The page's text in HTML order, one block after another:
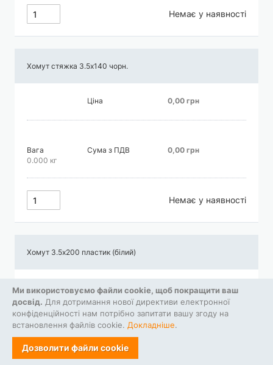
Ми використовуємо файли cookie, щоб покращити ваш
досвід. Для дотримання нової директиви електронної
конфіденційності нам потрібно запитати вашу згоду на
встановлення файлів cookie. Докладніше.
Дозволити файли cookie
Немає у наявності
Хомут стяжка 3.5х140 чорн.
Ціна 0,00 грн
Вага
0.000 кг
Сума з ПДВ 0,00 грн
Немає у наявності
Хомут 3.5х200 пластик (білий)
Ціна 0,00 грн
Вага
0.000 кг
Сума з ПДВ